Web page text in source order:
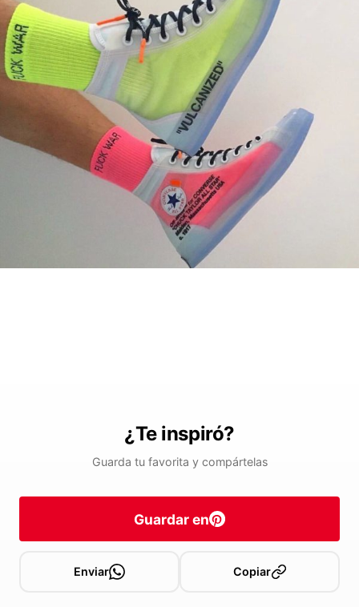
¿Te inspiró?
Guarda tu favorita y compártelas
Guardar en
Enviar Copiar